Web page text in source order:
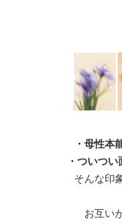
・母性本
・ついつ
そんな印
お互い